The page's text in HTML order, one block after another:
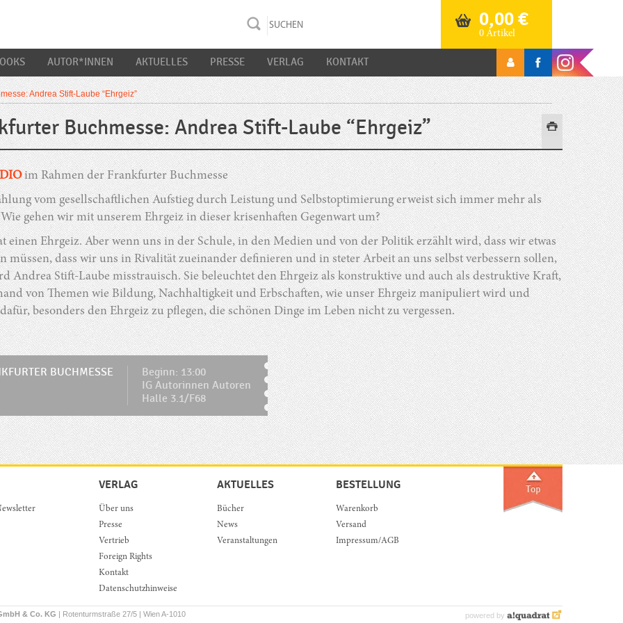
0,00€
0 Artikel
AUTOR*INNEN AKTUELLES PRESSE VERLAG KONTAKT
Andrea Stift-Laube “Ehrgeiz”
Buchmesse: Andrea Stift-Laube “Ehrgeiz”
im Rahmen der Frankfurter Buchmesse
vom gesellschaftlichen Aufstieg durch Leistung und Selbstoptimierung erweist sich immer mehr als
gehen wir mit unserem Ehrgeiz in dieser krisenhaften Gegenwart um?
einen Ehrgeiz. Aber wenn uns in der Schule, in den Medien und von der Politik erzählt wird, dass wir etwas
müssen, dass wir uns in Rivalität zueinander definieren und in steter Arbeit an uns selbst verbessern sollen,
Andrea Stift-Laube misstrauisch. Sie beleuchtet den Ehrgeiz als konstruktive und auch als destruktive Kraft,
von Themen wie Bildung, Nachhaltigkeit und Erbschaften, wie unser Ehrgeiz manipuliert wird und
besonders den Ehrgeiz zu pflegen, die schönen Dinge im Leben nicht zu vergessen.
BUCHMESSE
Beginn: 13:00
IG Autorinnen Autoren
Halle 3.1/F68
VERLAG
Über uns
Presse
Vertrieb
Foreign Rights
Kontakt
Datenschutzhinweise
AKTUELLES
Bücher
News
Veranstaltungen
BESTELLUNG
Warenkorb
Versand
Impressum/AGB
& Co. KG | Rotenturmstraße 27/5 | Wien A-1010 powered by